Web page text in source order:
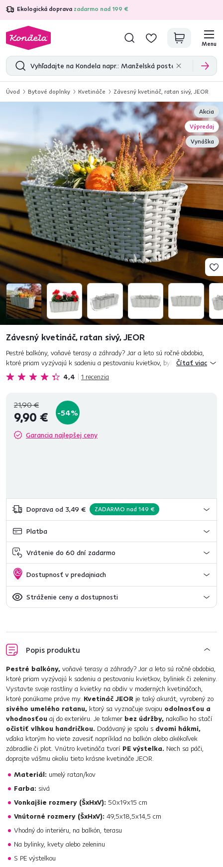
Ekologická doprava zadarmo nad 199 €
4,7 31 285overených produktových recenzií
Menu
Úvod Bytové doplnky Kvetináče Závesný kvetináč, ratan sivý, JEOR
Akcia
Výpredaj
Vynáška
Závesný kvetináč, ratan sivý, JEOR
4,4 1 recenzia
Pestré balkóny, voňavé terasy a záhrady? Jar a leto sú ročné obdobia,
ktoré priam vyzývajú k sadeniu a pestovaniu kvietkov, byliniek či zeleniny.
Vystavte svoje rastliny a kvietky na obdiv v moder...
Čítať viac
21,90 €
9,90 € -54%
Garancia najlepšej ceny
Doprava od 3,49 € ZADARMO nad 149 €
Platba
Vrátenie do 60 dní zadarmo
Dostupnosť v predajniach
Stráženie ceny a dostupnosti
Popis produktu
Pestré balkóny, voňavé terasy a záhrady? Jar a leto sú ročné obdobia,
ktoré priam vyzývajú k sadeniu a pestovaniu kvietkov, byliniek či zeleniny.
Vystavte svoje rastliny a kvietky na obdiv v moderných kvetináčoch,
ktoré ponúkame práve my. Kvetináč JEOR je taký akurát, vyrobený zo
sivého umelého ratanu, ktorý sa vyznačuje svojou odolnosťou a
vhodnosťou aj do exteriéru. Je takmer bez údržby, nakoľko ho stačí
očistiť vlhkou handričkou. Dodávaný je spolu s dvomi hákmi,
vďaka ktorým ho viete zavesiť napríklad na balkón alebo akékoľvek
zábradlie či plot. Vnútro kvetináča tvorí PE výstelka. Nech sa páči,
doprajte vášmu okoliu tieto krásne kvetináče JEOR.
Materiál: umelý ratan/kov
Farba: sivá
Vonkajšie rozmery (ŠxHxV): 50x19x15 cm
Vnútorné rozmery (ŠxHxV): 49,5x18,5x14,5 cm
Vhodný do interiéru, na balkón, terasu
Na bylinky, kvety alebo zeleninu
S PE výstelkou